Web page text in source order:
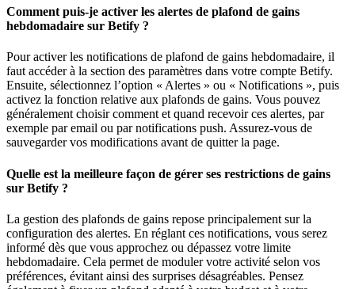
Comment puis-je activer les alertes de plafond de gains
hebdomadaire sur Betify ?
Pour activer les notifications de plafond de gains hebdomadaire, il
faut accéder à la section des paramètres dans votre compte Betify.
Ensuite, sélectionnez l’option « Alertes » ou « Notifications », puis
activez la fonction relative aux plafonds de gains. Vous pouvez
généralement choisir comment et quand recevoir ces alertes, par
exemple par email ou par notifications push. Assurez-vous de
sauvegarder vos modifications avant de quitter la page.
Quelle est la meilleure façon de gérer ses restrictions de gains
sur Betify ?
La gestion des plafonds de gains repose principalement sur la
configuration des alertes. En réglant ces notifications, vous serez
informé dès que vous approchez ou dépassez votre limite
hebdomadaire. Cela permet de moduler votre activité selon vos
préférences, évitant ainsi des surprises désagréables. Pensez